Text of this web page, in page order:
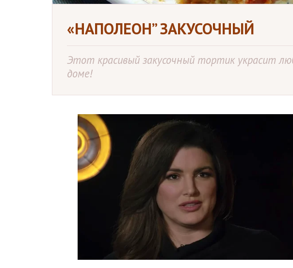
«НАПОЛЕОН” ЗАКУСОЧНЫЙ
Этот красивый закусочный тортик украсит
доме!